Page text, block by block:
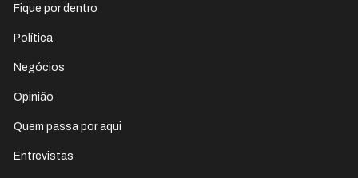
Fique por dentro
Política
Negócios
Opinião
Quem passa por aqui
Entrevistas